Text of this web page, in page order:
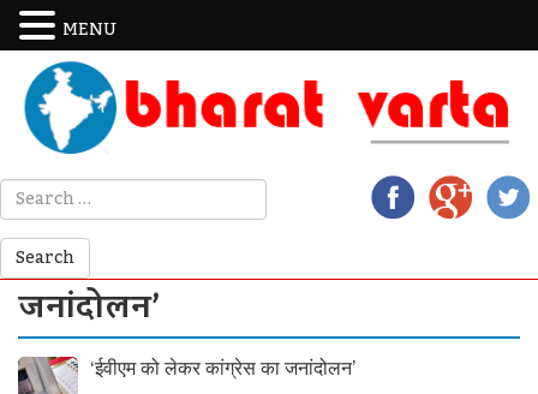
जनांदोलन’
‘ईवीएम को लेकर कांग्रेस का जनांदोलन’
MENU